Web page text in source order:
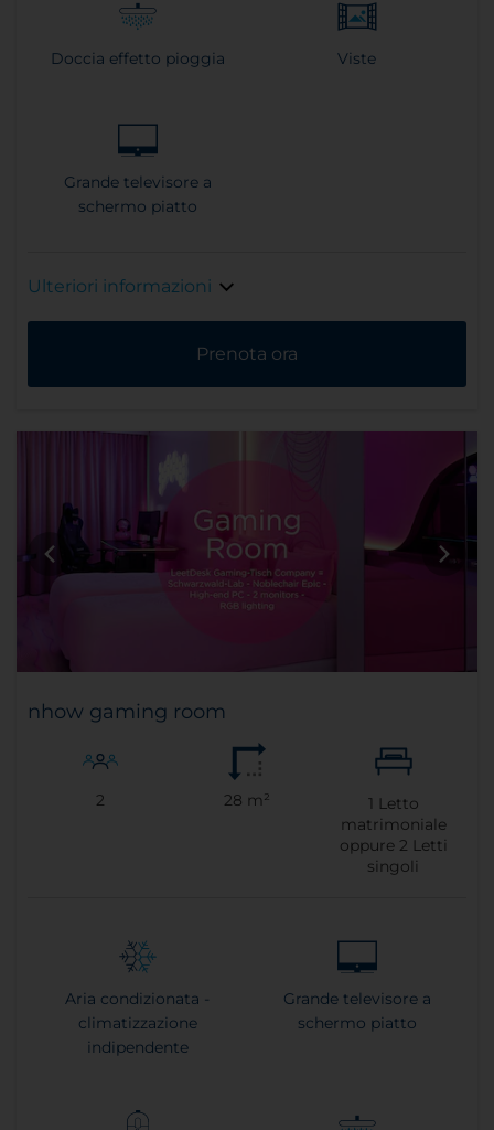
Doccia effetto pioggia Viste
Grande televisore a
schermo piatto
Ulteriori informazioni
Prenota ora
nhow gaming room
2 28 m² 1 Letto
matrimoniale
oppure 2 Letti
singoli
Aria condizionata -
climatizzazione
indipendente
Grande televisore a
schermo piatto